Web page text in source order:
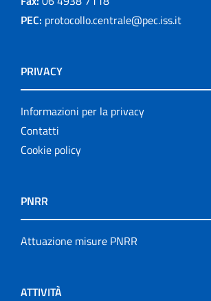
PEC: protocollo.centrale@pec.iss.it
PRIVACY
Informazioni per la privacy
Contatti
Cookie policy
PNRR
Attuazione misure PNRR
ATTIVITÀ